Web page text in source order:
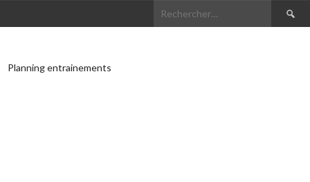
Planning entrainements